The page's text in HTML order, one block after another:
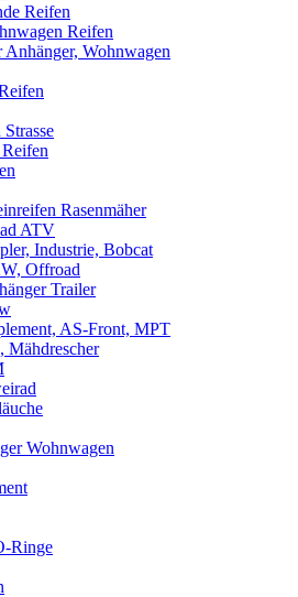
Reifen
Reifen
Wohnwagen
Rasenmäher
ATV
Industrie, Bobcat
Offroad
Trailer
AS-Front, MPT
Mähdrescher
Wohnwagen
Ringe